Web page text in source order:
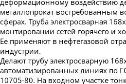
металлопрокат востребованным
сферах. Труба электросварная
монтировании сетей горячего и
Ее применяют в нефтегазовой
индустрии.
Делают трубу электросварную
автоматизированных линиях по
10705-80. На входном участке